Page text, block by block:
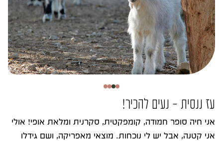
עז ננסית – נעים להכיר!
אני חיה סופר חמודה, קומפקטית, סקרנית ומלאת אופי! אולי
אני קטנה, אבל יש לי נוכחות. מוצאי מאפריקה, ושם גידלו